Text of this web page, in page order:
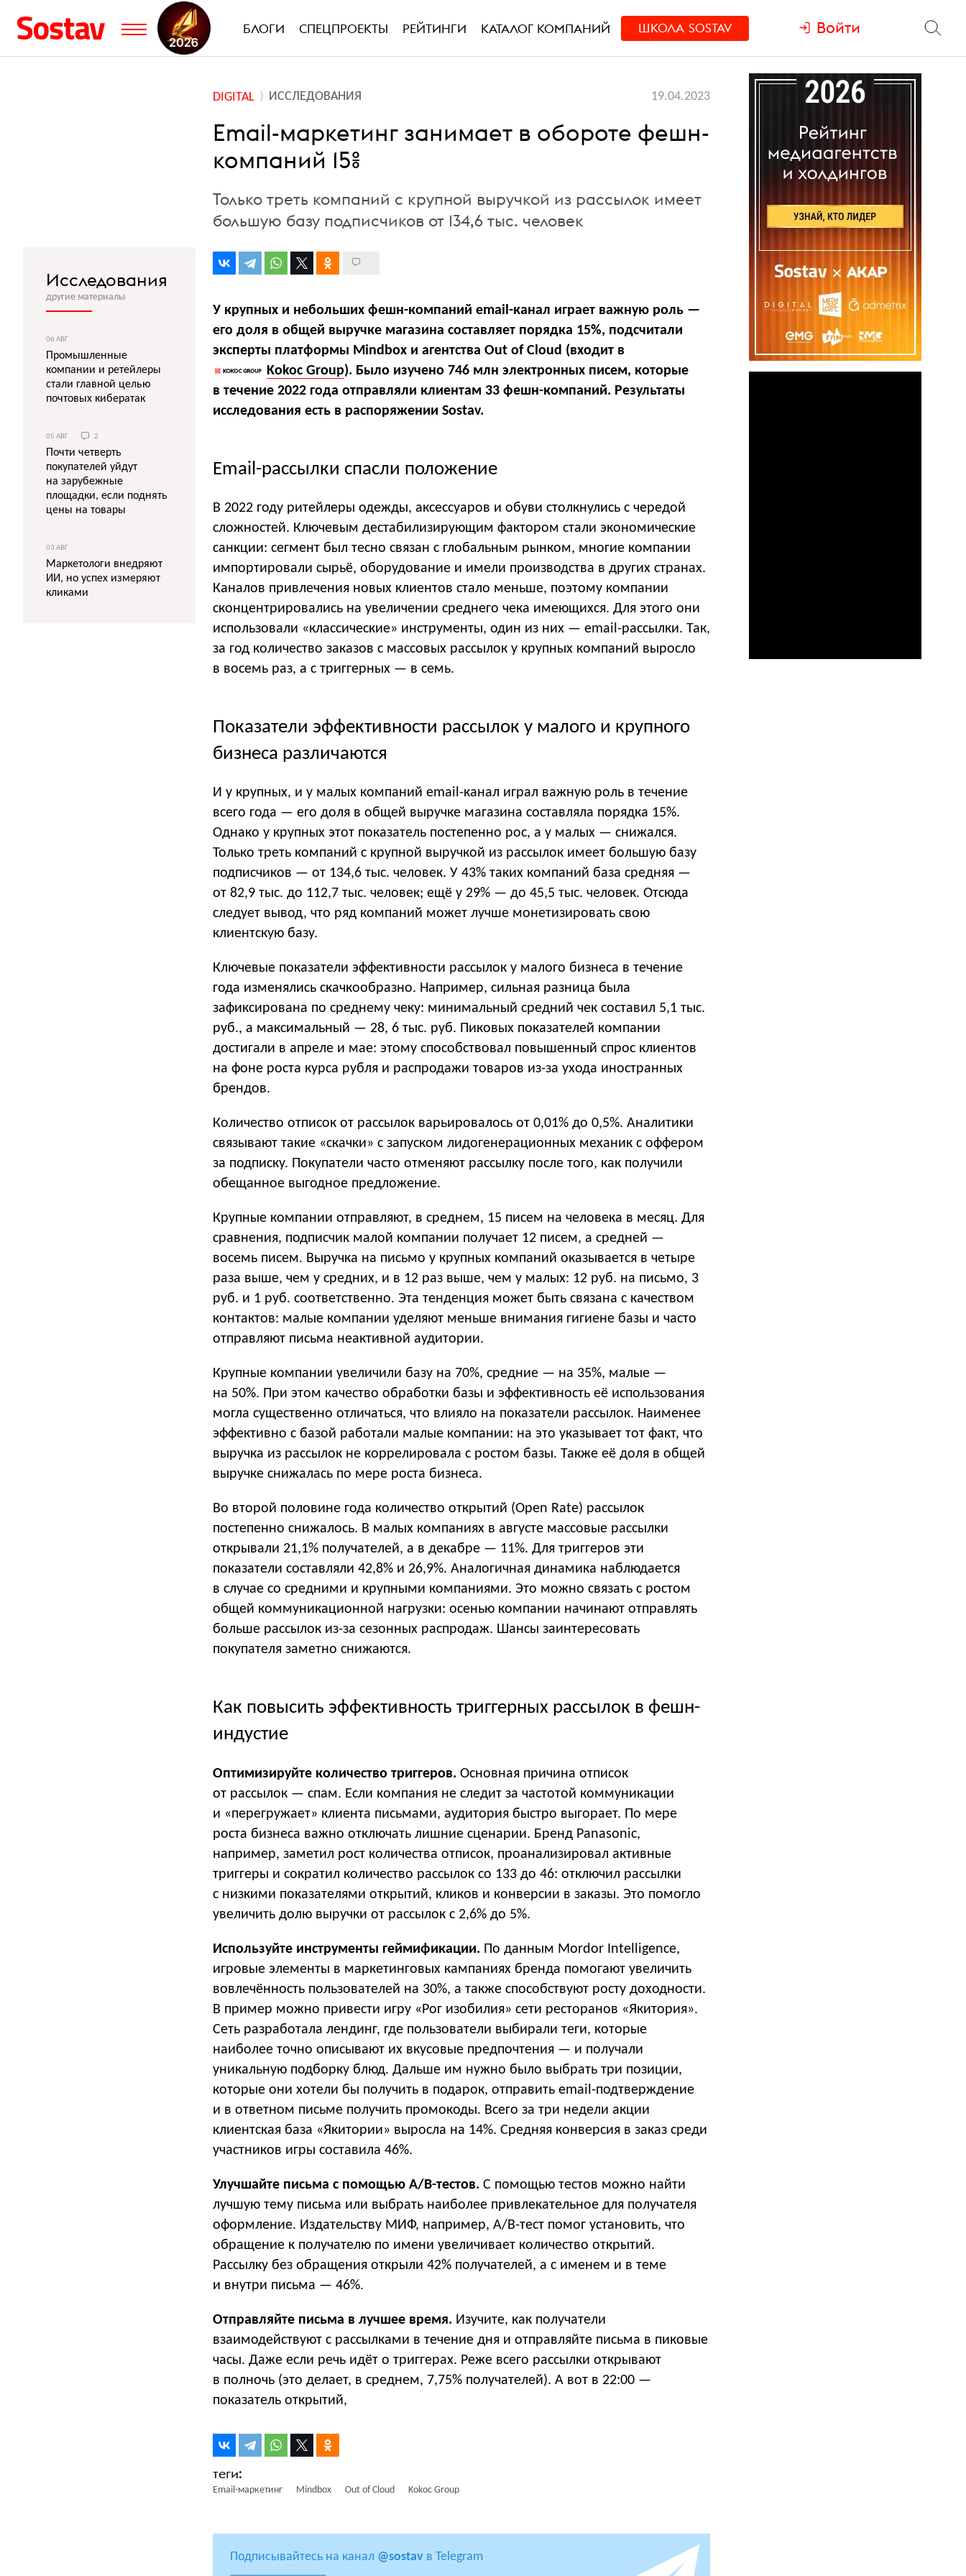
БЛОГИ СПЕЦПРОЕКТЫ РЕЙТИНГИ КАТАЛОГ КОМПАНИЙ ШКОЛА SOSTAV Войти
DIGITAL ИССЛЕДОВАНИЯ 19.04.2023
Еmail-маркетинг занимает в обороте фешн-
компаний 15%
Только треть компаний с крупной выручкой из рассылок имеет
большую базу подписчиков от 134,6 тыс. человек
У крупных и небольших фешн-компаний email-канал играет важную роль —
его доля в общей выручке магазина составляет порядка 15%, подсчитали
эксперты платформы Mindbox и агентства Out of Cloud (входит в
Kokoc Group). Было изучено 746 млн электронных писем, которые
в течение 2022 года отправляли клиентам 33 фешн-компаний. Результаты
исследования есть в распоряжении Sostav.
Email-рассылки спасли положение
В 2022 году ритейлеры одежды, аксессуаров и обуви столкнулись с чередой
сложностей. Ключевым дестабилизирующим фактором стали экономические
санкции: сегмент был тесно связан с глобальным рынком, многие компании
импортировали сырьё, оборудование и имели производства в других странах.
Каналов привлечения новых клиентов стало меньше, поэтому компании
сконцентрировались на увеличении среднего чека имеющихся. Для этого они
использовали «классические» инструменты, один из них — email-рассылки. Так,
за год количество заказов с массовых рассылок у крупных компаний выросло
в восемь раз, а с триггерных — в семь.
Показатели эффективности рассылок у малого и крупного
бизнеса различаются
И у крупных, и у малых компаний email-канал играл важную роль в течение
всего года — его доля в общей выручке магазина составляла порядка 15%.
Однако у крупных этот показатель постепенно рос, а у малых — снижался.
Только треть компаний с крупной выручкой из рассылок имеет большую базу
подписчиков — от 134,6 тыс. человек. У 43% таких компаний база средняя —
от 82,9 тыс. до 112,7 тыс. человек; ещё у 29% — до 45,5 тыс. человек. Отсюда
следует вывод, что ряд компаний может лучше монетизировать свою
клиентскую базу.
Ключевые показатели эффективности рассылок у малого бизнеса в течение
года изменялись скачкообразно. Например, сильная разница была
зафиксирована по среднему чеку: минимальный средний чек составил 5,1 тыс.
руб., а максимальный — 28, 6 тыс. руб. Пиковых показателей компании
достигали в апреле и мае: этому способствовал повышенный спрос клиентов
на фоне роста курса рубля и распродажи товаров из-за ухода иностранных
брендов.
Количество отписок от рассылок варьировалось от 0,01% до 0,5%. Аналитики
связывают такие «скачки» с запуском лидогенерационных механик с оффером
за подписку. Покупатели часто отменяют рассылку после того, как получили
обещанное выгодное предложение.
Крупные компании отправляют, в среднем, 15 писем на человека в месяц. Для
сравнения, подписчик малой компании получает 12 писем, а средней —
восемь писем. Выручка на письмо у крупных компаний оказывается в четыре
раза выше, чем у средних, и в 12 раз выше, чем у малых: 12 руб. на письмо, 3
руб. и 1 руб. соответственно. Эта тенденция может быть связана с качеством
контактов: малые компании уделяют меньше внимания гигиене базы и часто
отправляют письма неактивной аудитории.
Крупные компании увеличили базу на 70%, средние — на 35%, малые —
на 50%. При этом качество обработки базы и эффективность её использования
могла существенно отличаться, что влияло на показатели рассылок. Наименее
эффективно с базой работали малые компании: на это указывает тот факт, что
выручка из рассылок не коррелировала с ростом базы. Также её доля в общей
выручке снижалась по мере роста бизнеса.
Во второй половине года количество открытий (Open Rate) рассылок
постепенно снижалось. В малых компаниях в августе массовые рассылки
открывали 21,1% получателей, а в декабре — 11%. Для триггеров эти
показатели составляли 42,8% и 26,9%. Аналогичная динамика наблюдается
в случае со средними и крупными компаниями. Это можно связать с ростом
общей коммуникационной нагрузки: осенью компании начинают отправлять
больше рассылок из-за сезонных распродаж. Шансы заинтересовать
покупателя заметно снижаются.
Как повысить эффективность триггерных рассылок в фешн-
индустие
Оптимизируйте количество триггеров. Основная причина отписок
от рассылок — спам. Если компания не следит за частотой коммуникации
и «перегружает» клиента письмами, аудитория быстро выгорает. По мере
роста бизнеса важно отключать лишние сценарии. Бренд Panasonic,
например, заметил рост количества отписок, проанализировал активные
триггеры и сократил количество рассылок со 133 до 46: отключил рассылки
с низкими показателями открытий, кликов и конверсии в заказы. Это помогло
увеличить долю выручки от рассылок с 2,6% до 5%.
Используйте инструменты геймификации. По данным Mordor Intelligence,
игровые элементы в маркетинговых кампаниях бренда помогают увеличить
вовлечённость пользователей на 30%, а также способствуют росту доходности.
В пример можно привести игру «Рог изобилия» сети ресторанов «Якитория».
Сеть разработала лендинг, где пользователи выбирали теги, которые
наиболее точно описывают их вкусовые предпочтения — и получали
уникальную подборку блюд. Дальше им нужно было выбрать три позиции,
которые они хотели бы получить в подарок, отправить email-подтверждение
и в ответном письме получить промокоды. Всего за три недели акции
клиентская база «Якитории» выросла на 14%. Средняя конверсия в заказ среди
участников игры составила 46%.
Улучшайте письма с помощью A/B-тестов. С помощью тестов можно найти
лучшую тему письма или выбрать наиболее привлекательное для получателя
оформление. Издательству МИФ, например, A/B-тест помог установить, что
обращение к получателю по имени увеличивает количество открытий.
Рассылку без обращения открыли 42% получателей, а с именем и в теме
и внутри письма — 46%.
Отправляйте письма в лучшее время. Изучите, как получатели
взаимодействуют с рассылками в течение дня и отправляйте письма в пиковые
часы. Даже если речь идёт о триггерах. Реже всего рассылки открывают
в полночь (это делает, в среднем, 7,75% получателей). А вот в 22:00 —
показатель открытий,
Email-маркетинг Mindbox Out of Cloud Kokoc Group
Подписывайтесь на канал @sostav в Telegram
Исследования
другие материалы
06 АВГ
Промышленные
компании и ретейлеры
стали главной целью
почтовых кибератак
05 АВГ 2
Почти четверть
покупателей уйдут
на зарубежные
площадки, если поднять
цены на товары
03 АВГ
Маркетологи внедряют
ИИ, но успех измеряют
кликами